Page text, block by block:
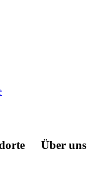
Über uns